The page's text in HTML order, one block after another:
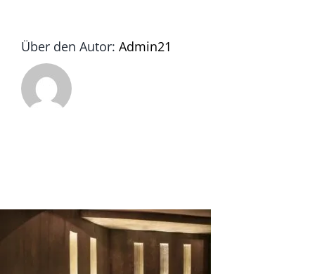
Über den Autor: Admin21